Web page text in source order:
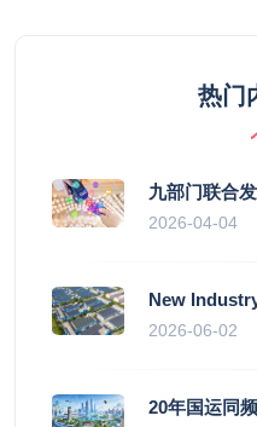
热门
2026-04-04
2026-06-02